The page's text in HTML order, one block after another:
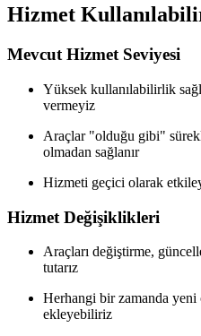
Hizmet
Mevcut Hizmet Seviyesi
Yüksek kullanılabilirlik
vermeyiz
Araçlar "olduğu gibi"
olmadan sağlanır
Hizmeti geçici olarak
Hizmet Değişiklikleri
Araçları değiştirme,
tutarız
Herhangi bir zamanda
ekleyebiliriz